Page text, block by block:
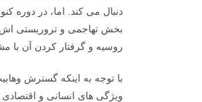
دنبال می کند. اما، در دوره
بخش تهاجمی و تروریستی
روسیه و گرفتار کردن آن با
با توجه به اینکه گسترش
ویژگی های انسانی و